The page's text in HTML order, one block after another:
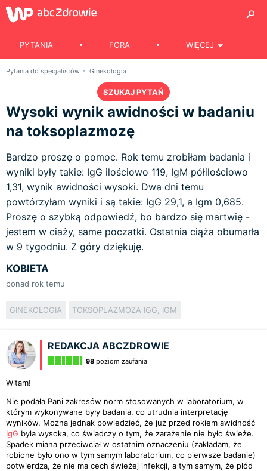
PYTANIA FORA WIĘCEJ
Pytania do specjalistów Ginekologia
SZUKAJ PYTAŃ
Wysoki wynik awidności w badaniu
na toksoplazmozę
Bardzo proszę o pomoc. Rok temu zrobiłam badania i
wyniki były takie: IgG ilościowo 119, IgM półilościowo
1,31, wynik awidności wysoki. Dwa dni temu
powtórzyłam wyniki i są takie: IgG 29,1, a Igm 0,685.
Proszę o szybką odpowiedź, bo bardzo się martwię -
jestem w ciaży, same poczatki. Ostatnia ciąża obumarła
w 9 tygodniu. Z góry dziękuję.
KOBIETA
ponad rok temu
GINEKOLOGIA TOKSOPLAZMOZA IGG, IGM
REDAKCJA ABCZDROWIE
98 poziom zaufania
Witam!
Nie podała Pani zakresów norm stosowanych w laboratorium, w
którym wykonywane były badania, co utrudnia interpretację
wyników. Można jednak powiedzieć, że już przed rokiem awidność
IgG była wysoka, co świadczy o tym, że zarażenie nie było świeże.
Spadek miana przeciwciał w ostatnim oznaczeniu (zakładam, że
robione było ono w tym samym laboratorium, co pierwsze badanie)
potwierdza, że nie ma cech świeżej infekcji, a tym samym, że płód